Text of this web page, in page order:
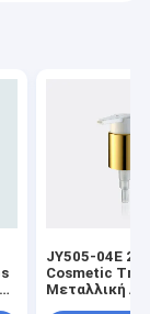
JY505-04E
Cosmetic
Μεταλλική